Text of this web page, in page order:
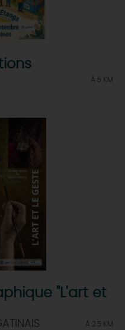
À 5 KM
"L'art et
À 2.5 KM